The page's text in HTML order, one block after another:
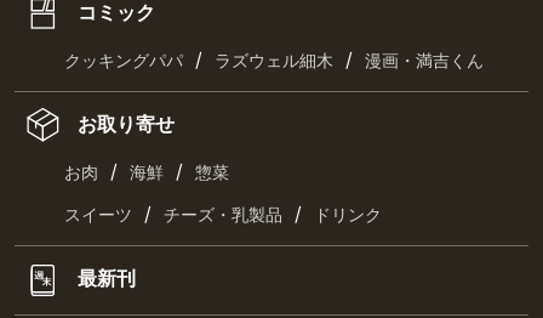
コミック
クッキングパパ / ラズウェル細木 / 漫画・満吉くん
お取り寄せ
お肉 / 海鮮 / 惣菜
スイーツ / チーズ・乳製品 / ドリンク
最新刊